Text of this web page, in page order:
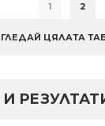
1 2
ЦЯЛАТА